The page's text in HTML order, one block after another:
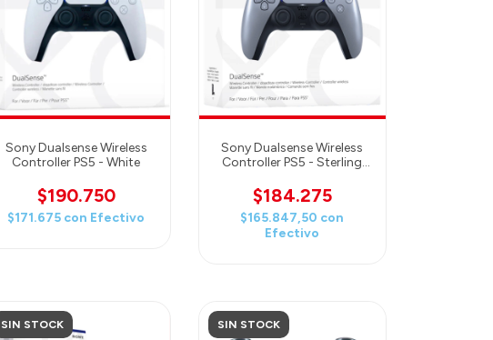
Sony Dualsense Wireless
Controller PS5 - White
$190.750
$171.675 con Efectivo
Sony Dualsense Wireless
Controller PS5 - Sterling
$184.275
$165.847,50 con
Efectivo
SIN STOCK SIN STOCK